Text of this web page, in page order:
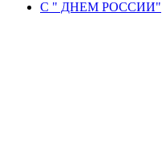
С " ДНЕМ РОССИИ"